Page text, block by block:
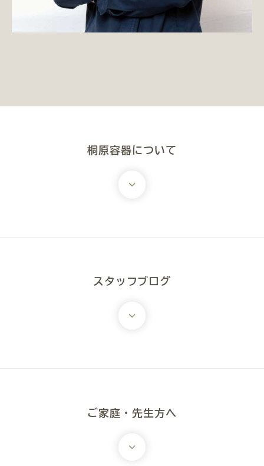
桐原容器について
スタッフブログ
ご家庭・先生方へ